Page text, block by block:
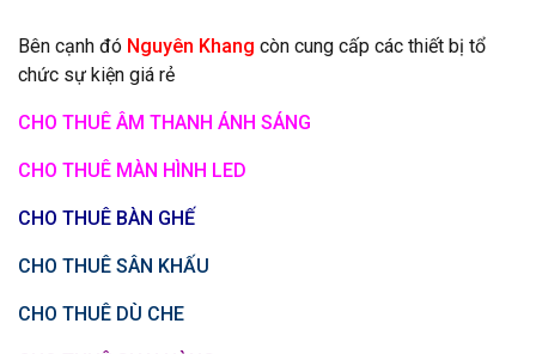
Bên cạnh đó Nguyên Khang còn cung cấp các thiết bị tổ
chức sự kiện giá rẻ
CHO THUÊ ÂM THANH ÁNH SÁNG
CHO THUÊ MÀN HÌNH LED
CHO THUÊ BÀN GHẾ
CHO THUÊ SÂN KHẤU
CHO THUÊ DÙ CHE